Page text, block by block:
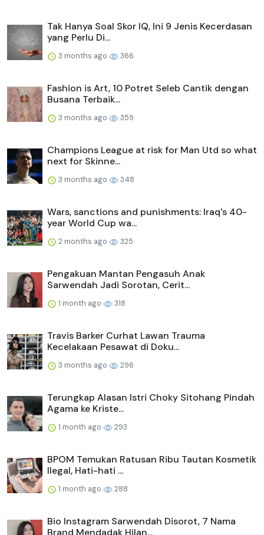
Tak Hanya Soal Skor IQ, Ini 9 Jenis Kecerdasan
yang Perlu Di...
3 months ago 366
Fashion is Art, 10 Potret Seleb Cantik dengan
Busana Terbaik...
3 months ago 359
Champions League at risk for Man Utd so what
next for Skinne...
3 months ago 348
Wars, sanctions and punishments: Iraq's 40-
year World Cup wa...
2 months ago 325
Pengakuan Mantan Pengasuh Anak
Sarwendah Jadi Sorotan, Cerit...
1 month ago 318
Travis Barker Curhat Lawan Trauma
Kecelakaan Pesawat di Doku...
3 months ago 296
Terungkap Alasan Istri Choky Sitohang Pindah
Agama ke Kriste...
1 month ago 293
BPOM Temukan Ratusan Ribu Tautan Kosmetik
Ilegal, Hati-hati ...
1 month ago 288
Bio Instagram Sarwendah Disorot, 7 Nama
Brand Mendadak Hilan...